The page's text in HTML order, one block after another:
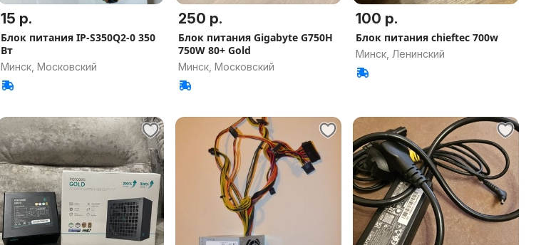
15 р.
Блок питания IP-S350Q2-0 350
Вт
Минск, Московский
250 р.
Блок питания Gigabyte G750H
750W 80+ Gold
Минск, Московский
100 р.
Блок питания chieftec 700w
Минск, Ленинский